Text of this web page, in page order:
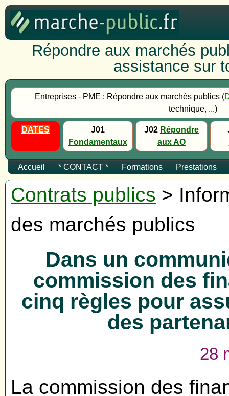
Répondre aux marchés
assistance sur
Entreprises - PME : Répondre aux marchés publics (
technique, ...)
DATES
J01
Fondamentaux
J02 Répondre
aux AO
Accueil * CONTACT * Formations Prestations
Contrats publics >
des marchés publics
Dans un
commission des
cinq règles pour
des
28
La commission des